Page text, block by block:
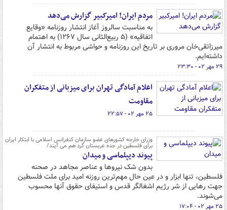
مردم ایران! امیرکبیر گزارش می‌دهد
به مناسبت سالروز آغاز انتشار روزنامه «وقایع
اتفاقیه» (۵ ربیع‌الثانی سال ۱۲۶۷) به اهتمام
میرزاتقی‌خان مروری بر تاریخ این روزنامه و حواشی مربوط به انتشار آن
داشته‌ایم.
۲۹ مهر ۰۲ - ۲۳:۳۰
اعلام آمادگی تهران برای میزبانی از متفکران
مقاومت
۲۵ مهر ۰۲ - ۲۲:۵۷
وزرای خارجه کشورهای عضو سازمان کنفرانس اسلامی با ابتکار ایران
برای فلسطین در جده عربستان گرد هم می آیند/
پیوند دیپلماسی و میدان
بدون شک نیروها و عناصر مجاهد در صحنه
فلسطین، تنها ابزار و در عین حال مهم‌ترین روزنه امید برای ملت فلسطین
جهت رهایی از شر رژیم اشغالگر قدس و استیفای حقوق آنها محسوب
می‌شوند.
۲۵ مهر ۰۲ - ۱۷:۰۴